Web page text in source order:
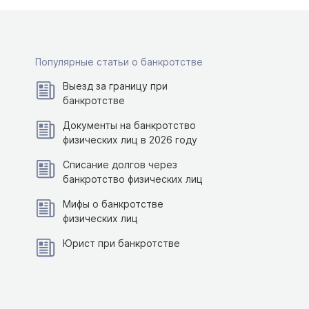
Популярные статьи о банкротстве
Выезд за границу при
банкротстве
Документы на банкротство
физических лиц в 2026 году
Списание долгов через
банкротство физических лиц
Мифы о банкротстве
физических лиц
Юрист при банкротстве